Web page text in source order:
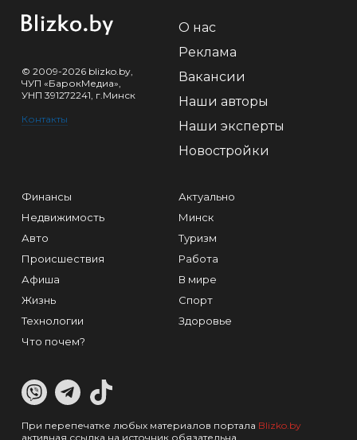
© 2009-2026 blizko.by,
ЧУП «БарокМедиа»,
УНП 391272241, г.Минск
Контакты
О нас
Реклама
Вакансии
Наши авторы
Наши эксперты
Новостройки
Финансы
Недвижимость
Авто
Происшествия
Афиша
Жизнь
Технологии
Что почем?
Актуально
Минск
Туризм
Работа
В мире
Спорт
Здоровье
При перепечатке любых материалов портала Blizko.by
активная ссылка на источник обязательна